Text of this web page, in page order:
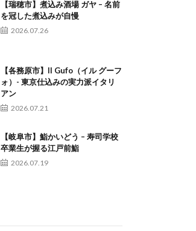
【瑞穂市】煮込み酒場 ガヤ – 名前
を冠した煮込みが自慢
2026.07.26
【各務原市】Il Gufo（イル グーフ
ォ）- 東京仕込みの実力派イタリ
アン
2026.07.21
【岐阜市】鮨かいどう – 寿司学校
卒業生が握る江戸前鮨
2026.07.19